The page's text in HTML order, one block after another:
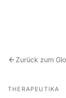
Zurück zum
THERAPEUTIKA